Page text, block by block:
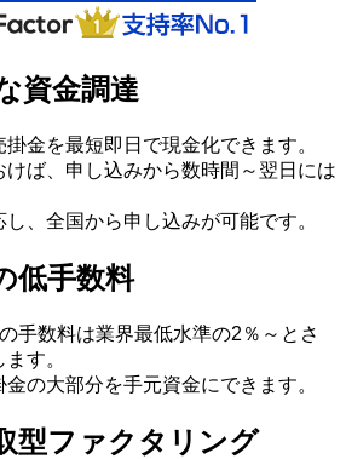
資金調達
金を最短即日で現金化できます。
ば、申し込みから数時間～翌日には
、全国から申し込みが可能です。
低手数料
手数料は業界最低水準の2％～とさ
す。
の大部分を手元資金にできます。
型ファクタリング